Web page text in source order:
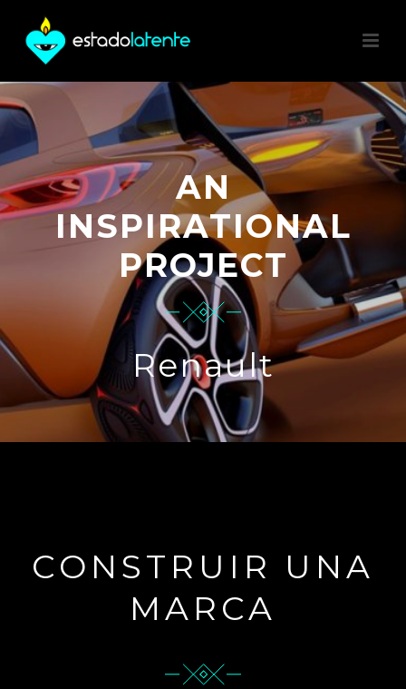
AN
INSPIRATIONAL
PROJECT
Renault
CONSTRUIR UNA
MARCA